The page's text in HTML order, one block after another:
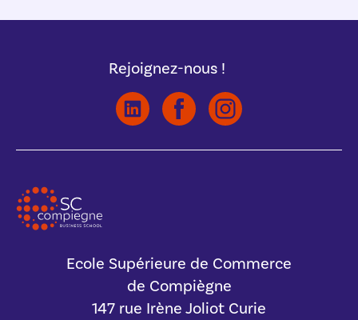
Rejoignez-nous !
Ecole Supérieure de Commerce
de Compiègne
147 rue Irène Joliot Curie